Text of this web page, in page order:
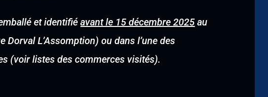
et identifiéavant le 15 décembre 2025 au
Dorval L’Assomption) ou dans l’une des
(voir listes des commerces visités).